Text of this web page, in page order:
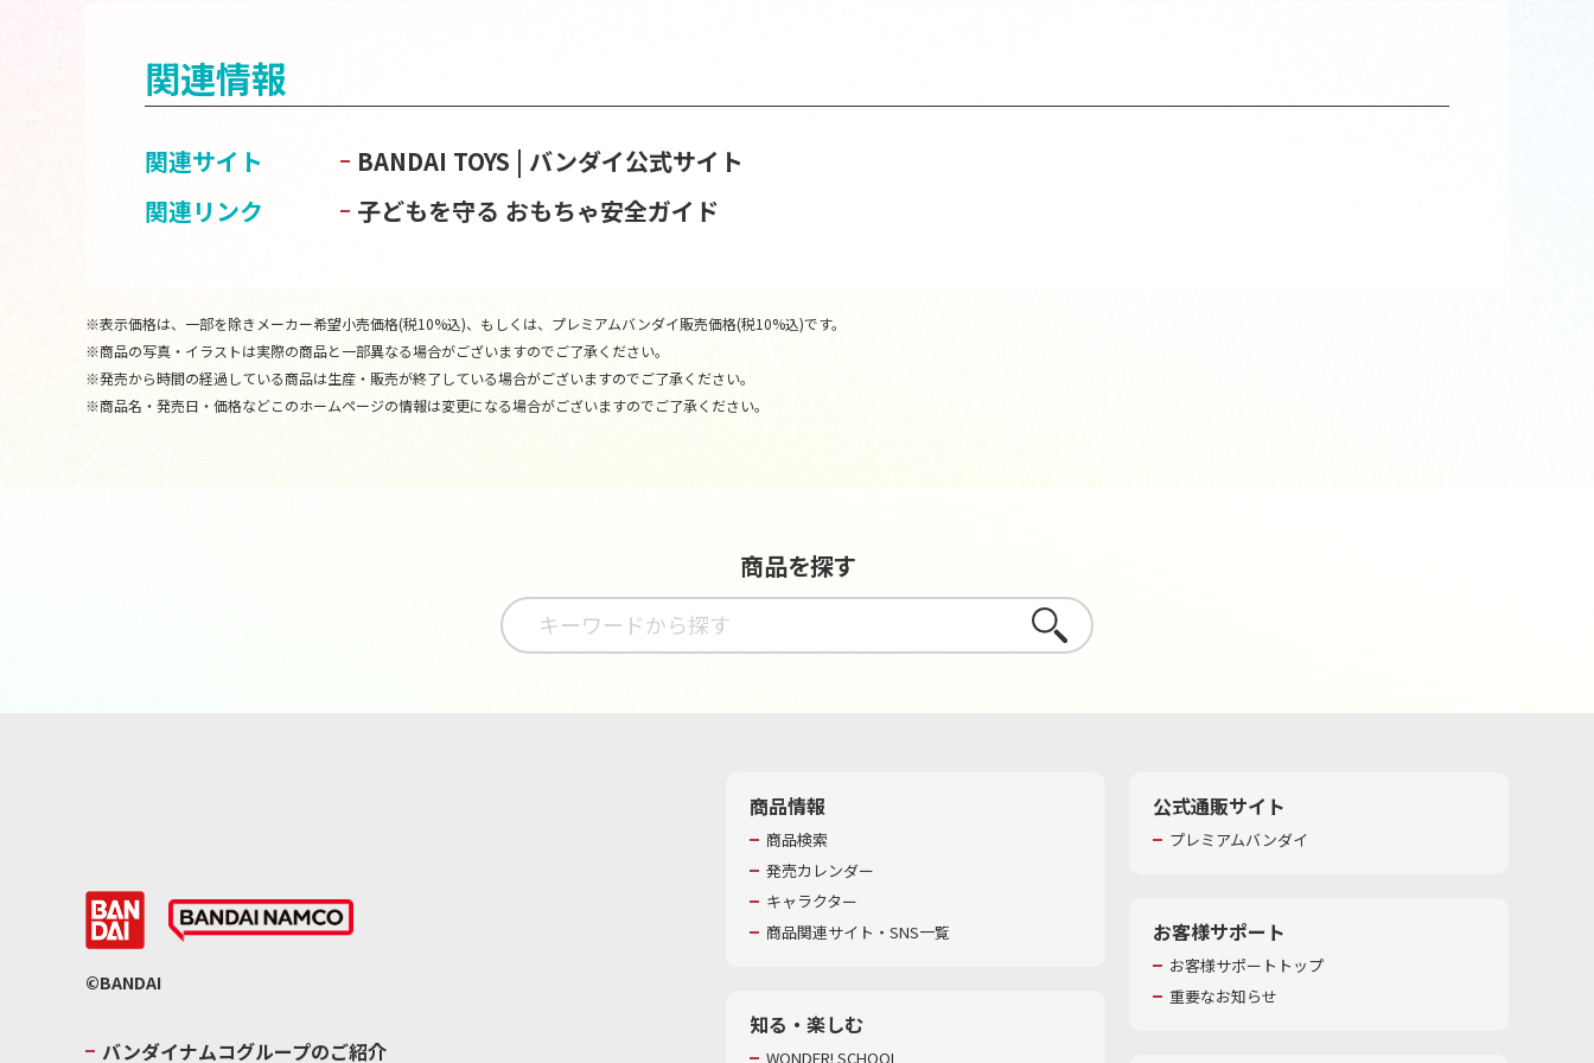
関連情報
関連サイト
BANDAI TOYS | バンダイ公式サイト
関連リンク
子どもを守る おもちゃ安全ガイド
※表示価格は、一部を除きメーカー希望小売価格(税10%込)、もしくは、プレミアムバンダイ販売価格(税10%込)です。
※商品の写真・イラストは実際の商品と一部異なる場合がございますのでご了承ください。
※発売から時間の経過している商品は生産・販売が終了している場合がございますのでご了承ください。
※商品名・発売日・価格などこのホームページの情報は変更になる場合がございますのでご了承ください。
商品を探す
さがす
©BANDAI
バンダイナムコグループのご紹介
商品情報
商品検索
発売カレンダー
キャラクター
商品関連サイト・SNS一覧
知る・楽しむ
WONDER! SCHOOL
公式通販サイト
プレミアムバンダイ
お客様サポート
お客様サポートトップ
重要なお知らせ